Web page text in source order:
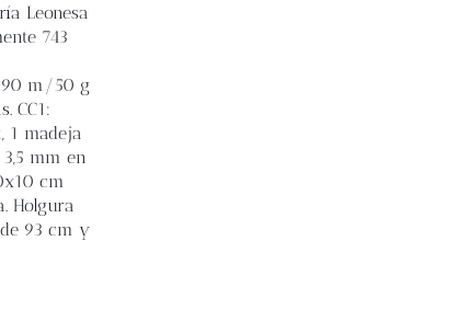
Leonesa
743
m/50 g
CC1:
1 madeja
mm en
cm
Holgura
93 cm y